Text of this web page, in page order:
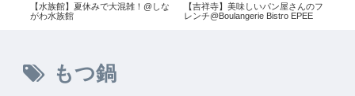
【水族館】夏休みで大混雑！@しな
がわ水族館
【吉祥寺】美味しいパン屋さんのフ
レンチ@Boulangerie Bistro EPEE
もつ鍋